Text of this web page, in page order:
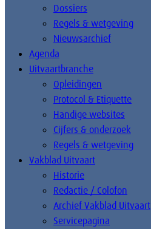
Dossiers
Regels & wetgeving
Nieuwsarchief
Agenda
Uitvaartbranche
Opleidingen
Protocol & Etiquette
Handige websites
Cijfers & onderzoek
Regels & wetgeving
Vakblad Uitvaart
Historie
Redactie / Colofon
Archief Vakblad Uitvaart
Servicepagina